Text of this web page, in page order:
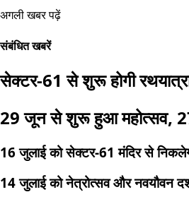
अगली खबर पढ़ें
संबंधित खबरें
सेक्टर-61 से शुरू होगी
29 जून से शुरू हुआ महोत्सव,
16 जुलाई को सेक्टर-61 मंदिर से
14 जुलाई को नेत्रोत्सव और नवयौवन